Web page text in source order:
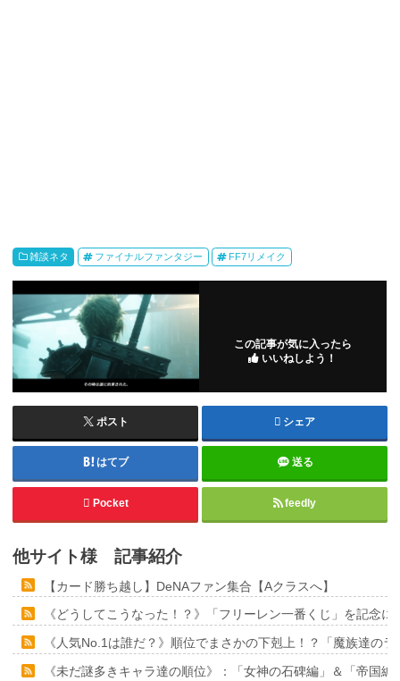
雑談ネタ ファイナルファンタジー FF7リメイク
この記事が気に入ったら
いいねしよう！
ポスト シェア
はてブ 送る
Pocket feedly
他サイト様 記事紹介
【カード勝ち越し】DeNAファン集合【Aクラスへ】
《どうしてこうなった！？》「フリーレン一番くじ」を記念
《人気No.1は誰だ？》順位でまさかの下剋上！？「魔族達の
《未だ謎多きキャラ達の順位》：「女神の石碑編」＆「帝国